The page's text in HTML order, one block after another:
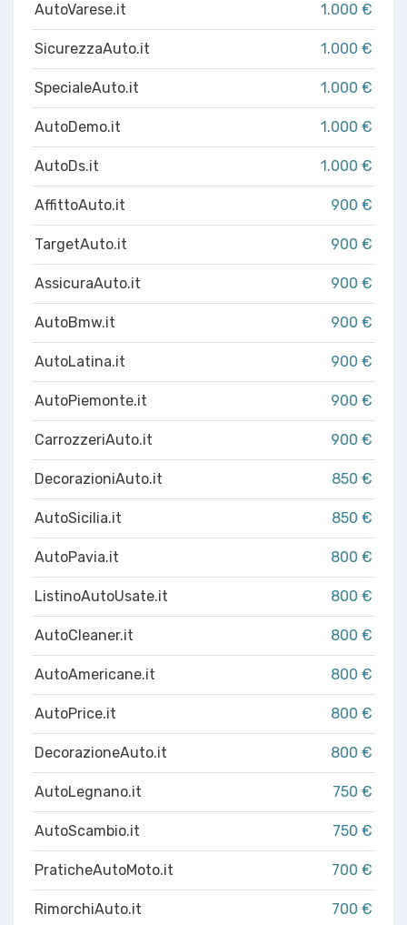
AutoVarese.it 1.000 €
SicurezzaAuto.it 1.000 €
SpecialeAuto.it 1.000 €
AutoDemo.it 1.000 €
AutoDs.it 1.000 €
AffittoAuto.it 900 €
TargetAuto.it 900 €
AssicuraAuto.it 900 €
AutoBmw.it 900 €
AutoLatina.it 900 €
AutoPiemonte.it 900 €
CarrozzeriAuto.it 900 €
DecorazioniAuto.it 850 €
AutoSicilia.it 850 €
AutoPavia.it 800 €
ListinoAutoUsate.it 800 €
AutoCleaner.it 800 €
AutoAmericane.it 800 €
AutoPrice.it 800 €
DecorazioneAuto.it 800 €
AutoLegnano.it 750 €
AutoScambio.it 750 €
PraticheAutoMoto.it 700 €
RimorchiAuto.it 700 €